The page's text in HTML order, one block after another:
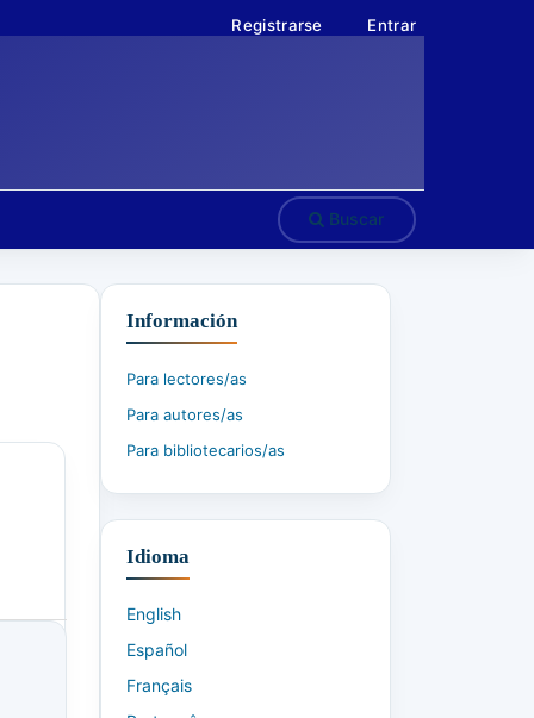
Buscar
Registrarse Entrar
Información
Para lectores/as
Para autores/as
Para bibliotecarios/as
Idioma
English
Español
Français